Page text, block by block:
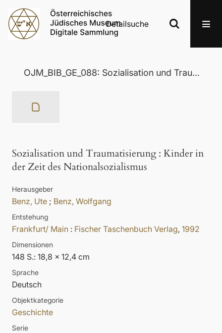
Detailsuche
OJM_BIB_GE_088: Sozialisation und Traumatisierung
Sozialisation und Traumatisierung : Kinder in
der Zeit des Nationalsozialismus
Herausgeber
Benz, Ute ; Benz, Wolfgang
Entstehung
Frankfurt/ Main : Fischer Taschenbuch Verlag, 1992
Dimensionen
148 S.: 18,8 x 12,4 cm
Sprache
Deutsch
Objektkategorie
Geschichte
Serie